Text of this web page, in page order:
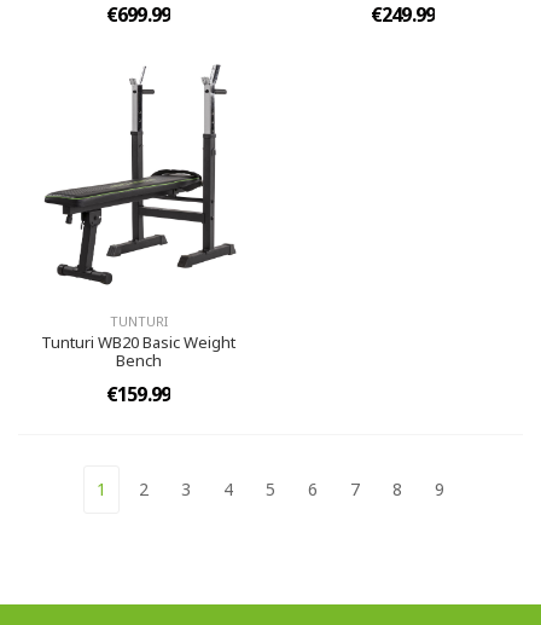
€699.99 €249.99
TUNTURI
Tunturi WB20 Basic Weight
Bench
€159.99
1 2 3 4 5 6 7 8 9